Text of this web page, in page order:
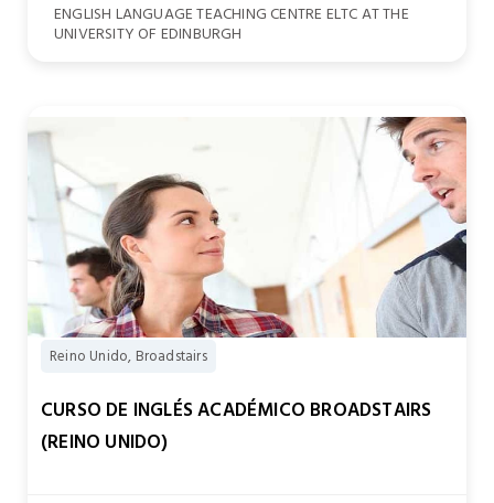
ENGLISH LANGUAGE TEACHING CENTRE ELTC AT THE
UNIVERSITY OF EDINBURGH
Reino Unido, Broadstairs
CURSO DE INGLÉS ACADÉMICO BROADSTAIRS
(REINO UNIDO)